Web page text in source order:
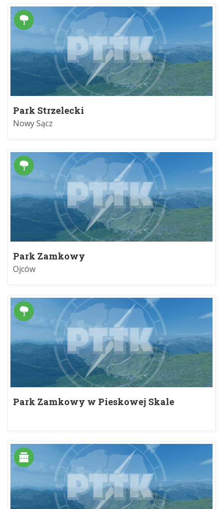
Park Strzelecki
Nowy Sącz
Park Zamkowy
Ojców
Park Zamkowy w Pieskowej Skale